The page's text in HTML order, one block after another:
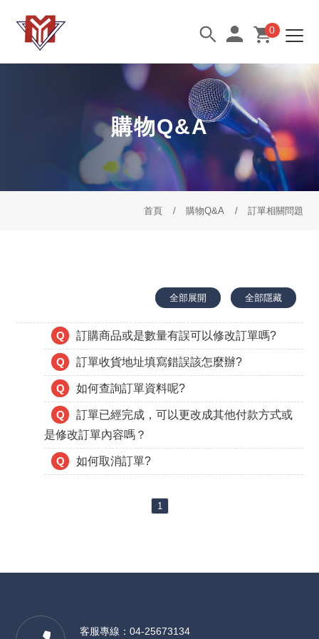
0
購物Q&A
首頁 購物Q&A 訂單相關問題
全部展開 全部隱藏
Q 訂購商品或是數量有誤可以修改訂單嗎?
Q 訂單收貨地址填寫錯誤該怎麼辦?
Q 如何查詢訂單資料呢?
Q
訂單已經完成，可以更改成其他付款方式或
是修改訂單內容嗎？
Q 如何取消訂單?
1
客服專線：04-25673134